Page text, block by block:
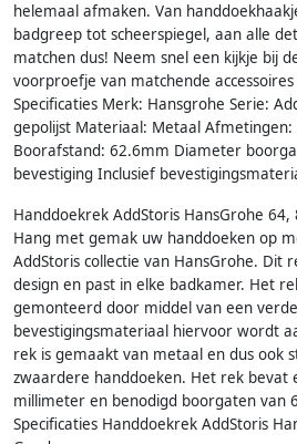
helemaal afmaken. Van
badgreep tot scheerspiegel, aan alle
matchen dus! Neem snel een kijkje bij
voorproefje van matchende
Specificaties Merk: Hansgrohe Serie:
gepolijst Materiaal: Metaal Afmetingen:
Boorafstand: 62.6mm Diameter
bevestiging Inclusief
Handdoekrek AddStoris HansGrohe 64,
Hang met gemak uw handdoeken op
AddStoris collectie van HansGrohe. Dit
design en past in elke badkamer. Het
gemonteerd door middel van een
bevestigingsmateriaal hiervoor wordt
rek is gemaakt van metaal en dus ook
zwaardere handdoeken. Het rek bevat
millimeter en benodigd boorgaten van
Specificaties Handdoekrek AddStoris